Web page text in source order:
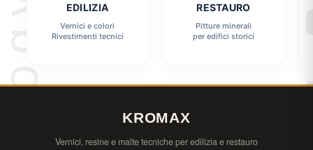
EDILIZIA
Vernici e colori
Rivestimenti tecnici
RESTAURO
Pitture minerali
per edifici storici
KROMAX
Vernici, resine e malte tecniche per edilizia e restauro